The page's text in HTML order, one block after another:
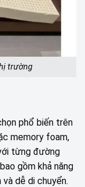
trường
phổ biến trên
memory foam,
từng đường
gồm khả năng
dễ di chuyển.